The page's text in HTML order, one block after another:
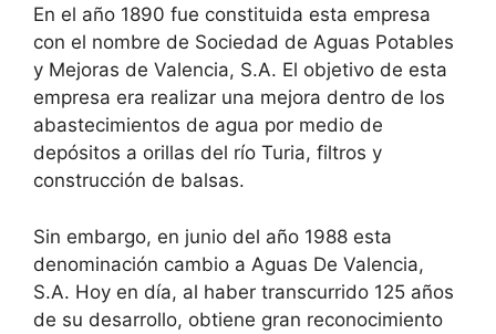
En el año 1890 fue constituida esta empresa
con el nombre de Sociedad de Aguas Potables
y Mejoras de Valencia, S.A. El objetivo de esta
empresa era realizar una mejora dentro de los
abastecimientos de agua por medio de
depósitos a orillas del río Turia, filtros y
construcción de balsas.
Sin embargo, en junio del año 1988 esta
denominación cambio a Aguas De Valencia,
S.A. Hoy en día, al haber transcurrido 125 años
de su desarrollo, obtiene gran reconocimiento